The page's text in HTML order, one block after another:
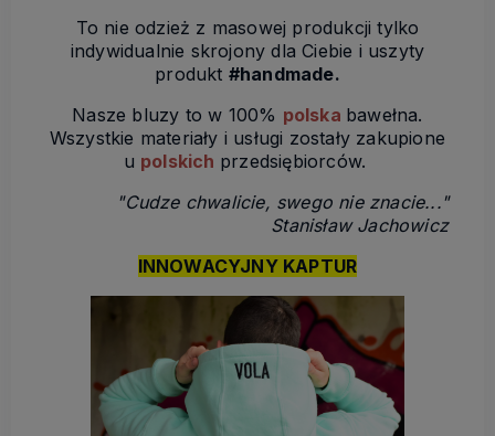
To nie odzież z masowej produkcji tylko
indywidualnie skrojony dla Ciebie i uszyty
produkt #handmade.
Nasze bluzy to w 100% polska bawełna.
Wszystkie materiały i usługi zostały zakupione
u polskich przedsiębiorców.
"Cudze chwalicie, swego nie znacie..."
Stanisław Jachowicz
INNOWACYJNY KAPTUR